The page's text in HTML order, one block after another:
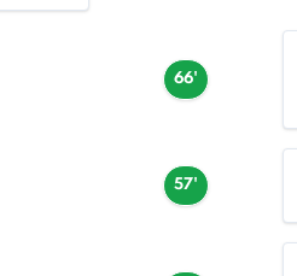
66'
57'